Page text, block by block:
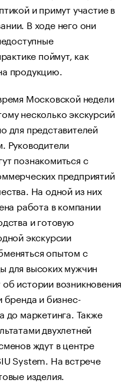
и примут участие в
В ходе него они
поймут, как
продукцию.
Московской недели
несколько экскурсий
для представителей
Руководители
познакомиться с
предприятий
На одной из них
работа в компании
и готовую
экскурсии
опытом с
для высоких мужчин
истории возникновения
бренда и бизнес-
до маркетинга. Также
двухлетней
ждут в центре
System. На встрече
изделия.